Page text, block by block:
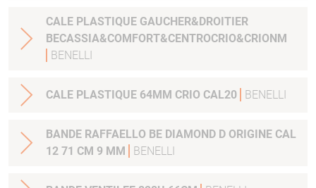
CALE PLASTIQUE GAUCHER&DROITIER
BECASSIA&COMFORT&CENTROCRIO&CRIONM
BENELLI
CALE PLASTIQUE 64MM CRIO CAL20 BENELLI
BANDE RAFFAELLO BE DIAMOND D ORIGINE CAL
12 71 CM 9 MM
BENELLI